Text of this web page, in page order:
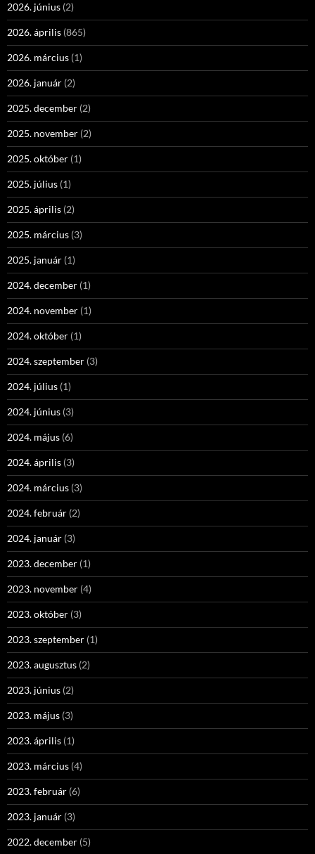
2026. június (2)
2026. április (865)
2026. március (1)
2026. január (2)
2025. december (2)
2025. november (2)
2025. október (1)
2025. július (1)
2025. április (2)
2025. március (3)
2025. január (1)
2024. december (1)
2024. november (1)
2024. október (1)
2024. szeptember (3)
2024. július (1)
2024. június (3)
2024. május (6)
2024. április (3)
2024. március (3)
2024. február (2)
2024. január (3)
2023. december (1)
2023. november (4)
2023. október (3)
2023. szeptember (1)
2023. augusztus (2)
2023. június (2)
2023. május (3)
2023. április (1)
2023. március (4)
2023. február (6)
2023. január (3)
2022. december (5)